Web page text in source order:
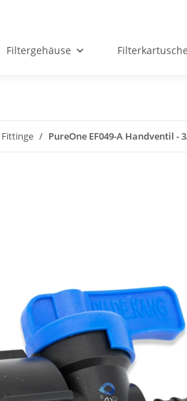
Filtergehäuse
PureOne EF049-A Handventil -